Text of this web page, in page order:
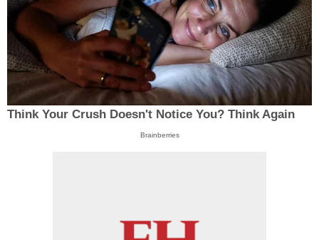
Think Your Crush Doesn't Notice You? Think Again
Brainberries